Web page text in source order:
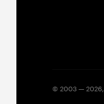
© 2003 —2026,